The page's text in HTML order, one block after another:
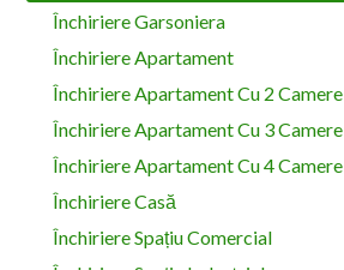
Închiriere Garsoniera
Închiriere Apartament
Închiriere Apartament Cu 2 Camere
Închiriere Apartament Cu 3 Camere
Închiriere Apartament Cu 4 Camere
Închiriere Casă
Închiriere Spațiu Comercial